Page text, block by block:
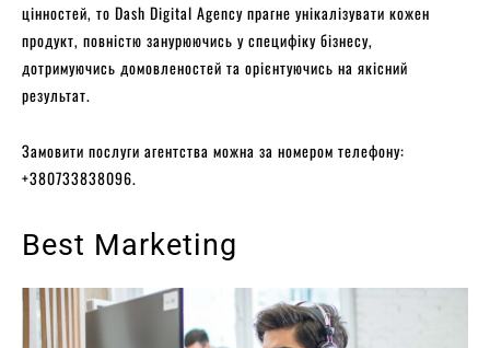
цінностей, то Dash Digital Agency прагне унікалізувати кожен
продукт, повністю занурюючись у специфіку бізнесу,
дотримуючись домовленостей та орієнтуючись на якісний
результат.
Замовити послуги агентства можна за номером телефону:
+380733838096.
Best Marketing